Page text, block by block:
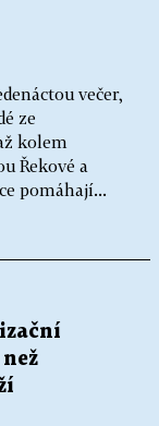
večer,
ze
kolem
Řekové a
pomáhají...